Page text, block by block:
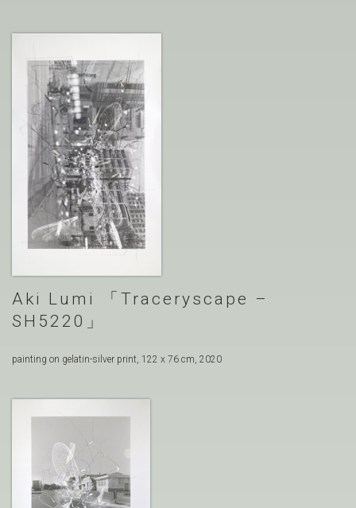
Aki Lumi
Traceryscape –
SH5220
painting on gelatin-silver print, 122 x 76 cm, 2020